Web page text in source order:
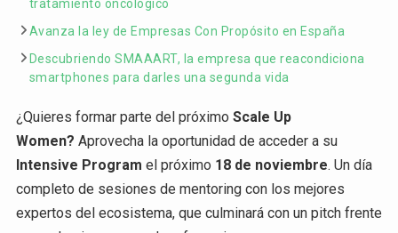
tratamiento oncológico
Avanza la ley de Empresas Con Propósito en España
Descubriendo SMAAART, la empresa que reacondiciona
smartphones para darles una segunda vida
¿Quieres formar parte del próximo Scale Up
Women? Aprovecha la oportunidad de acceder a su
Intensive Program el próximo 18 de noviembre. Un día
completo de sesiones de mentoring con los mejores
expertos del ecosistema, que culminará con un pitch frente